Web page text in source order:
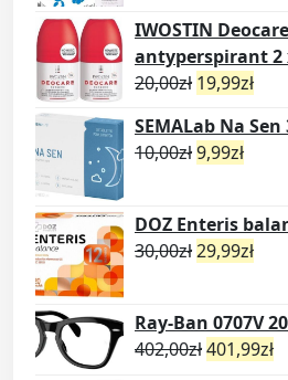
IWOSTIN
antyperspirant 2
20,00zł 19,99zł
SEMALab Na
10,00zł9,99zł
DOZ Enteris
30,00zł29,99zł
Ray-Ban 0707V
402,00zł401,99zł